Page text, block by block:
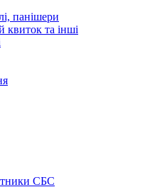
панішери
та інші
СБС